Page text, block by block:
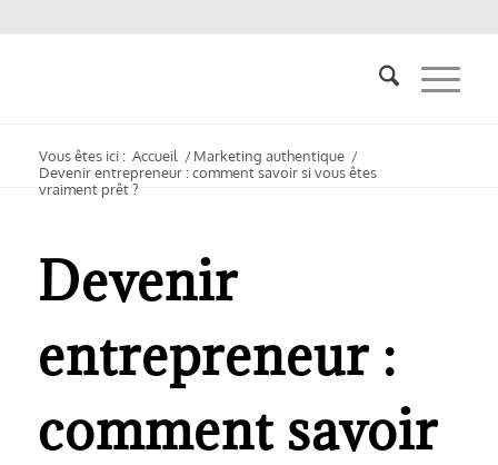
Vous êtes ici : Accueil / Marketing authentique /
Devenir entrepreneur : comment savoir si vous êtes
vraiment prêt ?
Devenir
entrepreneur :
comment savoir